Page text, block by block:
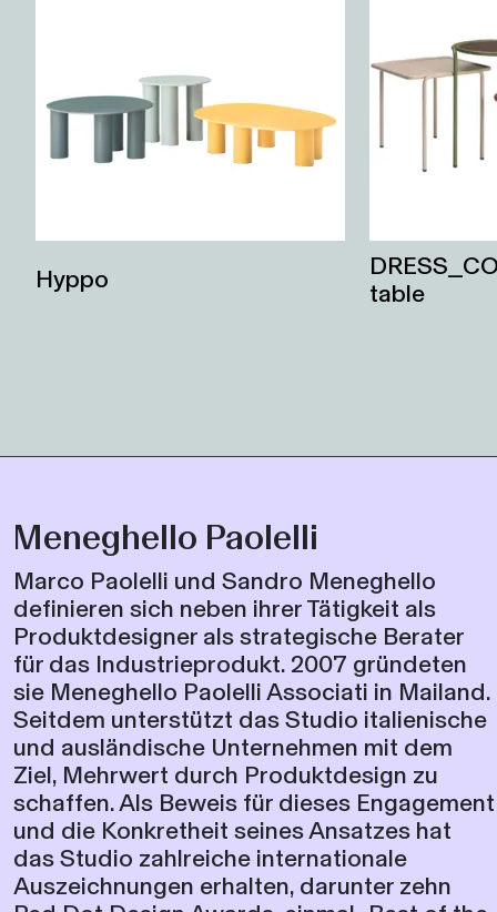
Hyppo
table
Marco Paolelli und Sandro Meneghello
definieren sich neben ihrer Tätigkeit als
Produktdesigner als strategische Berater
für das Industrieprodukt. 2007 gründeten
sie Meneghello Paolelli Associati in Mailand.
Seitdem unterstützt das Studio italienische
und ausländische Unternehmen mit dem
Ziel, Mehrwert durch Produktdesign zu
schaffen. Als Beweis für dieses Engagement
und die Konkretheit seines Ansatzes hat
das Studio zahlreiche internationale
Auszeichnungen erhalten, darunter zehn
Red Dot Design Awards, einmal „Best of the
Best“, sieben Design Plus, drei Good Design